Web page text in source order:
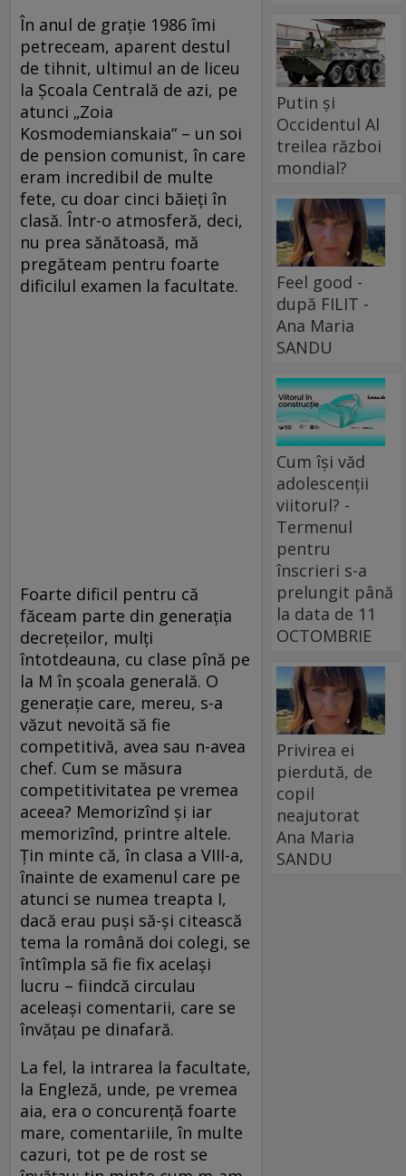
În anul de grație 1986 îmi
petreceam, aparent destul
de tihnit, ultimul an de liceu
la Școala Centrală de azi, pe
atunci „Zoia
Kosmodemianskaia“ – un soi
de pension comunist, în care
eram incredibil de multe
fete, cu doar cinci băieți în
clasă. Într-o atmosferă, deci,
nu prea sănătoasă, mă
pregăteam pentru foarte
dificilul examen la facultate.
Foarte dificil pentru că
făceam parte din generația
decrețeilor, mulți
întotdeauna, cu clase pînă pe
la M în școala generală. O
generație care, mereu, s-a
văzut nevoită să fie
competitivă, avea sau n-avea
chef. Cum se măsura
competitivitatea pe vremea
aceea? Memorizînd și iar
memorizînd, printre altele.
Țin minte că, în clasa a VIII-a,
înainte de examenul care pe
atunci se numea treapta I,
dacă erau puși să-și citească
tema la română doi colegi, se
întîmpla să fie fix același
lucru – fiindcă circulau
aceleași comentarii, care se
învățau pe dinafară.
La fel, la intrarea la facultate,
la Engleză, unde, pe vremea
aia, era o concurență foarte
mare, comentariile, în multe
cazuri, tot pe de rost se
Putin și
Occidentul Al
treilea război
mondial?
Feel good -
după FILIT -
Ana Maria
SANDU
Cum își văd
adolescenții
viitorul? -
Termenul
pentru
înscrieri s-a
prelungit până
la data de 11
OCTOMBRIE
Privirea ei
pierdută, de
copil
neajutorat
Ana Maria
SANDU